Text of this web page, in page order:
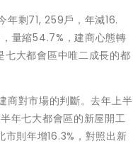
年剩71, 259戶，年減16.
量縮54.7%，建商心態轉
七大都會區中唯二成長的都
商對市場的判斷。去年上半
年七大都會區的新屋開工
則年增16.3%，對照出新